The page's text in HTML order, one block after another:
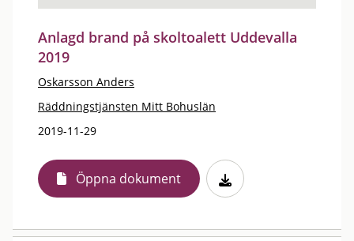
Anlagd brand på skoltoalett Uddevalla
2019
Oskarsson Anders
Räddningstjänsten Mitt Bohuslän
2019-11-29
Öppna dokument